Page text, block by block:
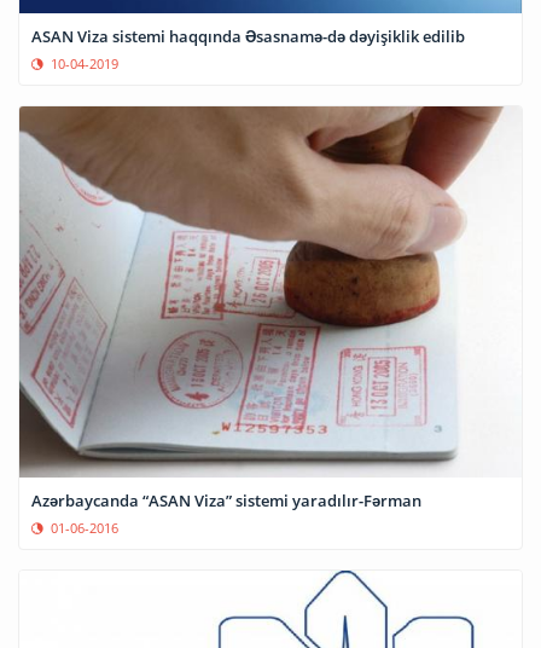
ASAN Viza sistemi haqqında Əsasnamə-də dəyişiklik edilib
10-04-2019
Azərbaycanda “ASAN Viza” sistemi yaradılır-Fərman
01-06-2016